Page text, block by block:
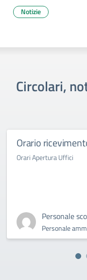
Notizie
Circolari,
Orario
Orari Apertura Uffici
Personale
Personale